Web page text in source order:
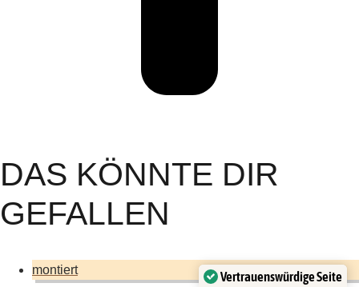
DAS KÖNNTE DIR
GEFALLEN
montiert Vertrauenswürdige Seite